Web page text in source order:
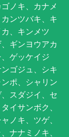
ノキ、カナメ
ンツバキ、キ
、キンメツ
ギンヨウアカ
ゲッケイジ
ゴジュ、シキ
ポ、シャリン
スダジイ、セ
イサンボク、
ノキ、ツゲ、
ナナミノキ、